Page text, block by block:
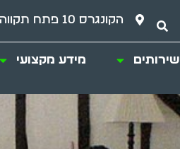
הקונגרס 10 פתח תקווה
שירותים מידע מקצועי